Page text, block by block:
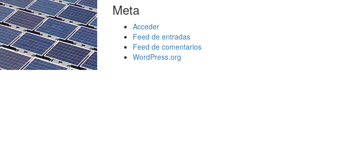
Meta
Acceder
Feed de entradas
Feed de comentarios
WordPress.org